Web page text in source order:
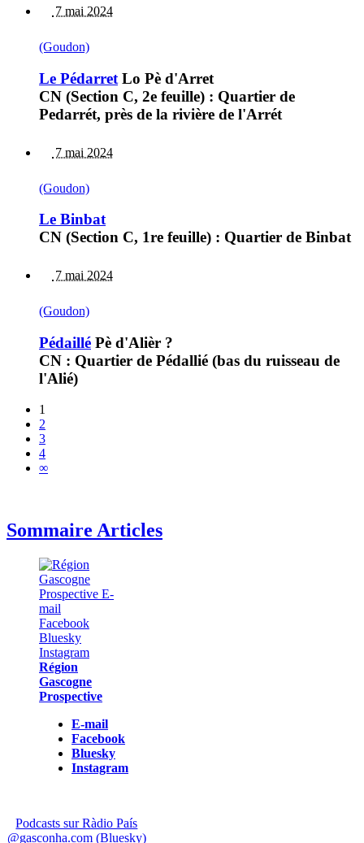
7 mai 2024
(Goudon)
Le Pédarret Lo Pè d'Arret
CN (Section C, 2e feuille) : Quartier de
Pedarrét, près de la rivière de l'Arrét
7 mai 2024
(Goudon)
Le Binbat
CN (Section C, 1re feuille) : Quartier de Binbat
7 mai 2024
(Goudon)
Pédaillé Pè d'Alièr ?
CN : Quartier de Pédallié (bas du ruisseau de
l'Alié)
1
2
3
4
∞
Sommaire Articles
Région
Gascogne
Prospective
E-mail
Facebook
Bluesky
Instagram
Podcasts sur Ràdio País
@gasconha.com (Bluesky)